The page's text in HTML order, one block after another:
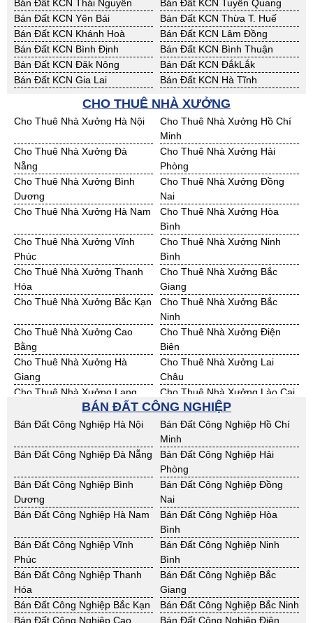
Bán Đất KCN Thái Nguyên
Bán Đất KCN Tuyên Quang
Bán Đất KCN Yên Bái
Bán Đất KCN Thừa T. Huế
Bán Đất KCN Khánh Hoà
Bán Đất KCN Lâm Đồng
Bán Đất KCN Bình Định
Bán Đất KCN Bình Thuận
Bán Đất KCN Đăk Nông
Bán Đất KCN ĐắkLắk
Bán Đất KCN Gia Lai
Bán Đất KCN Hà Tĩnh
Bán Đất KCN Nghệ An
Bán Đất KCN Ninh Thuận
Bán Đất KCN Phú Yên
Bán Đất KCN Quảng Bình
Bán Đất KCN Quảng Nam
Bán Đất KCN Quảng Ngãi
Bán Đất KCN Bà Rịa - VT
Bán Đất KCN Cần Thơ
Bán Đất KCN An Giang
Bán Đất KCN Bạc Liêu
Bán Đất KCN Bến Tre
Bán Đất KCN Bình Phước
Bán Đất KCN Cà Mau
Bán Đất KCN Đồng Tháp
Bán Đất KCN Hậu Giang
Bán Đất KCN Kiên Giang
Bán Đất KCN Long An
Bán Đất KCN Sóc Trăng
Bán Đất KCN Tây Ninh
Bán Đất KCN Tiền Giang
Bán Đất KCN Trà Vinh
Bán Đất KCN Vĩnh Long
Bán Đất KCN Hải Dương
Bán Đất KCN Hưng Yên
Bán Đất KCN Quảng Ninh
CHO THUÊ NHÀ XƯỞNG
Cho Thuê Nhà Xưởng Hà Nội
Cho Thuê Nhà Xưởng Hồ Chí
Minh
Cho Thuê Nhà Xưởng Đà
Nẵng
Cho Thuê Nhà Xưởng Hải
Phòng
Cho Thuê Nhà Xưởng Bình
Dương
Cho Thuê Nhà Xưởng Đồng
Nai
Cho Thuê Nhà Xưởng Hà Nam
Cho Thuê Nhà Xưởng Hòa
Bình
Cho Thuê Nhà Xưởng Vĩnh
Phúc
Cho Thuê Nhà Xưởng Ninh
Bình
Cho Thuê Nhà Xưởng Thanh
Hóa
Cho Thuê Nhà Xưởng Bắc
Giang
Cho Thuê Nhà Xưởng Bắc Kạn
Cho Thuê Nhà Xưởng Bắc
Ninh
Cho Thuê Nhà Xưởng Cao
Bằng
Cho Thuê Nhà Xưởng Điện
Biên
Cho Thuê Nhà Xưởng Hà
Giang
Cho Thuê Nhà Xưởng Lai
Châu
Cho Thuê Nhà Xưởng Lạng
Cho Thuê Nhà Xưởng Lào Cai
Cho Thuê Nhà Xưởng Nam
Cho Thuê Nhà Xưởng Phú Thọ
Cho Thuê Nhà Xưởng Sơn La
Cho Thuê Nhà Xưởng Thái
Bình
Cho Thuê Nhà Xưởng Thái
Nguyên
Cho Thuê Nhà Xưởng Tuyên
Quang
Cho Thuê Nhà Xưởng Yên Bái
Cho Thuê Nhà Xưởng Thừa T.
Huế
Cho Thuê Nhà Xưởng Khánh
Hoà
Cho Thuê Nhà Xưởng Lâm
Đồng
Cho Thuê Nhà Xưởng Bình
Định
Cho Thuê Nhà Xưởng Bình
Thuận
Cho Thuê Nhà Xưởng Đăk
Nông
Cho Thuê Nhà Xưởng ĐắkLắk
BÁN ĐẤT CÔNG NGHIỆP
Bán Đất Công Nghiệp Hà Nội
Bán Đất Công Nghiệp Hồ Chí
Minh
Bán Đất Công Nghiệp Đà Nẵng
Bán Đất Công Nghiệp Hải
Phòng
Bán Đất Công Nghiệp Bình
Dương
Bán Đất Công Nghiệp Đồng
Nai
Bán Đất Công Nghiệp Hà Nam
Bán Đất Công Nghiệp Hòa
Bình
Bán Đất Công Nghiệp Vĩnh
Phúc
Bán Đất Công Nghiệp Ninh
Bình
Bán Đất Công Nghiệp Thanh
Hóa
Bán Đất Công Nghiệp Bắc
Giang
Bán Đất Công Nghiệp Bắc Kạn
Bán Đất Công Nghiệp Bắc Ninh
Bán Đất Công Nghiệp Cao
Bán Đất Công Nghiệp Điện